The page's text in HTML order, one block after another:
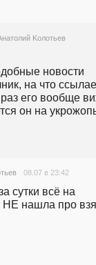
Koлотьев
новости
на что
его вообще
он на
08.07 в 23:42
сутки всё на
НЕ нашла про